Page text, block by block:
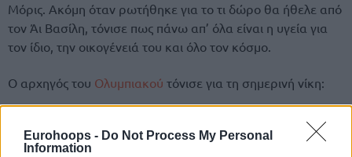
Eurohoops - Do Not Process My Personal
Information
Μόρις. Ακόμη όταν ρωτήθηκε για το τι δώρο θα ήθελε από
τον Άι Βασίλη, τόνισε πως πάνω απ’ όλα είναι η υγεία για
τον ίδιο, την οικογένειά του και όλο τον κόσμο.
Ο αρχηγός του Ολυμπιακού τόνισε για τη σημερινή νίκη:
“Πρέπει να χτίσουμε πάνω σε αυτή τη νίκη, είχαμε μία
αντίδραση, αλλά δεν τελείωσε κάτι, δεν αλλάξαμε το